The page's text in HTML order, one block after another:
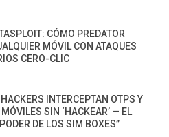
CÓMO PREDATOR
MÓVIL CON ATAQUES
CERO-CLIC
INTERCEPTAN OTPS Y
SIN ‘HACKEAR’ — EL
DE LOS SIM BOXES”